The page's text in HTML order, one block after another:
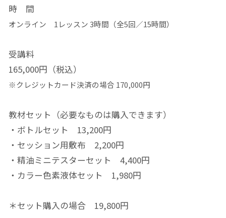
時 間
オンライン 1レッスン 3時間（全5回／15時間）
受講料
165,000円（税込）
※クレジットカード決済の場合 170,000円
教材セット（必要なものは購入できます）
・ボトルセット 13,200円
・セッション用敷布 2,200円
・精油ミニテスターセット 4,400円
・カラー色素液体セット 1,980円
＊セット購入の場合 19,800円